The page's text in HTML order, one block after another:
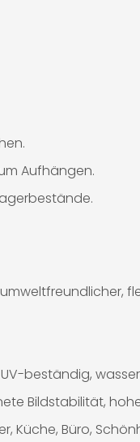
Aufhängen.
beständig,
Bildstabilität,
Küche, Büro,